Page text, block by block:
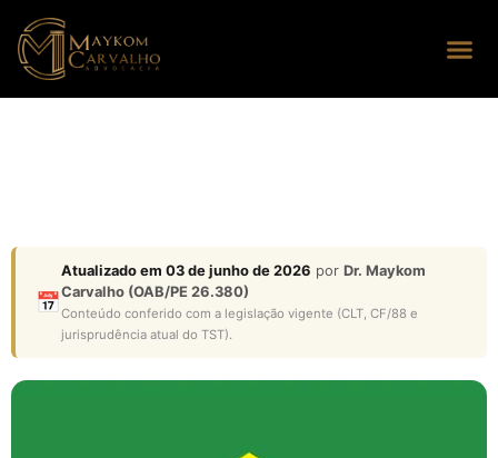
📅
Atualizado em 03 de junho de 2026 por Dr. Maykom
Carvalho (OAB/PE 26.380)
Conteúdo conferido com a legislação vigente (CLT, CF/88 e
jurisprudência atual do TST).